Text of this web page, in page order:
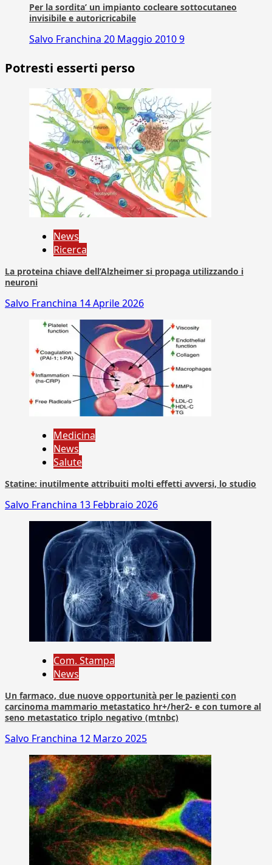
Per la sordita’ un impianto cocleare sottocutaneo
invisibile e autoricricabile
Salvo Franchina 20 Maggio 20109
Potresti esserti perso
News
Ricerca
La proteina chiave dell’Alzheimer si propaga utilizzando i
neuroni
Salvo Franchina 14 Aprile 2026
Medicina
News
Salute
Statine: inutilmente attribuiti molti effetti avversi, lo studio
Salvo Franchina 13 Febbraio 2026
Com. Stampa
News
Un farmaco, due nuove opportunità per le pazienti con
carcinoma mammario metastatico hr+/her2- e con tumore al
seno metastatico triplo negativo (mtnbc)
Salvo Franchina 12 Marzo 2025